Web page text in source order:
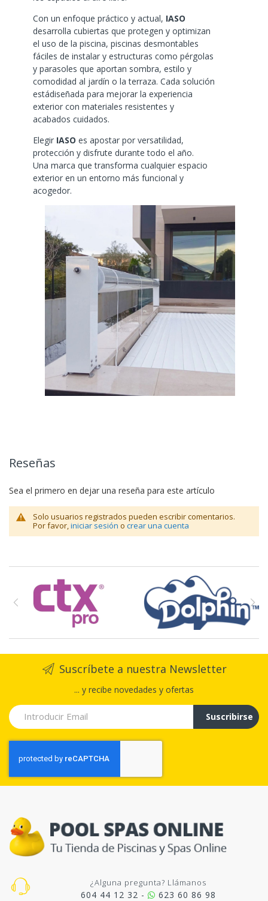
Con un enfoque práctico y actual, IASO
desarrolla cubiertas que protegen y optimizan
el uso de la piscina, piscinas desmontables
fáciles de instalar y estructuras como pérgolas
y parasoles que aportan sombra, estilo y
comodidad al jardín o la terraza. Cada solución
estádiseñada para mejorar la experiencia
exterior con materiales resistentes y
acabados cuidados.
Elegir IASO es apostar por versatilidad,
protección y disfrute durante todo el año.
Una marca que transforma cualquier espacio
exterior en un entorno más funcional y
acogedor.
Reseñas
Sea el primero en dejar una reseña para este artículo
Solo usuarios registrados pueden escribir comentarios.
Por favor,iniciar sesión o crear una cuenta
Suscríbete a nuestra Newsletter
... y recibe novedades y ofertas
Suscribirse
¿Alguna pregunta? Llámanos
604 44 12 32 - 623 60 86 98